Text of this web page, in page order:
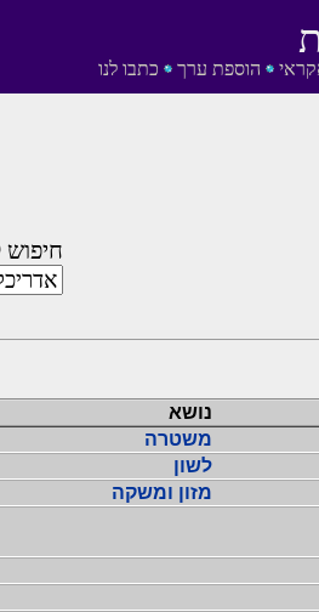
הוספת ערך כתבו לנו
חיפוש
נושא
משטרה
לשון
מזון ומשקה